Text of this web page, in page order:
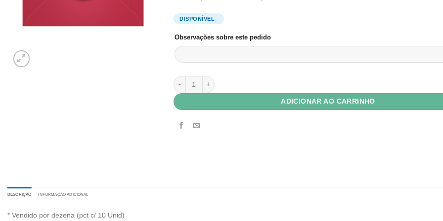
Observações sobre este pedido
Envelope Color Plus 80g Pequim (vermelho escuro) 11,4x22,9 c/ 10 Unid quantidade
ADICIONAR AO CARRINHO
DESCRIÇÃO INFORMAÇÃO ADICIONAL
* Vendido por dezena (pct c/ 10 Unid)